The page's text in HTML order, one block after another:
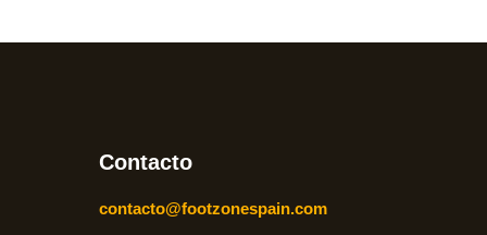
Contacto
contacto@footzonespain.com